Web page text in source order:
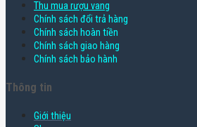
Thu mua rượu vang
Chính sách đổi trả hàng
Chính sách hoàn tiền
Chính sách giao hàng
Chính sách bảo hành
Thông tin
Giới thiệu